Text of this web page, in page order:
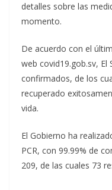
detalles sobre las
momento.
De acuerdo con el
web covid19.gob.sv, El
confirmados, de los
recuperado
vida.
El Gobierno ha
PCR, con 99.99% de
209, de las cuales 73